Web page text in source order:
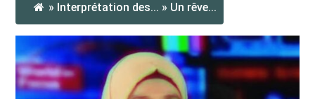
» Interprétation des... » Un rêve...